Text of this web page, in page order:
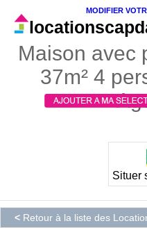
Maison avec
37m² 4
Situer
< Retour à la liste des
MODIFIER